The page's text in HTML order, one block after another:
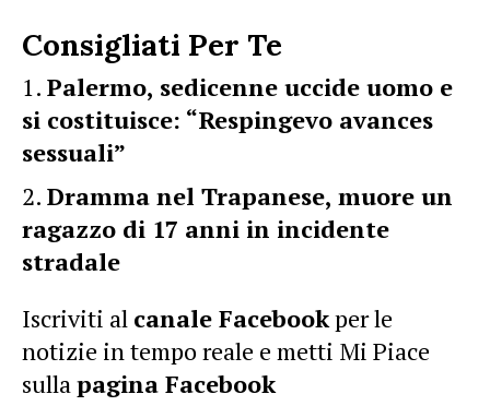
Consigliati Per Te
Palermo, sedicenne uccide uomo e
si costituisce: “Respingevo avances
sessuali”
Dramma nel Trapanese, muore un
ragazzo di 17 anni in incidente
stradale
Iscriviti al canale Facebookper le
notizie in tempo reale e metti Mi Piace
sullapagina Facebook